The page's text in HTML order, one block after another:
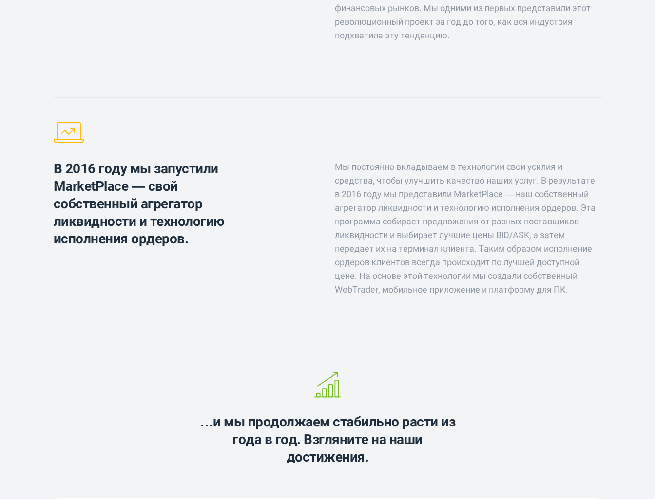
финансовых рынков. Мы одними из первых представили этот
революционный проект за год до того, как вся индустрия
подхватила эту тенденцию.
В 2016 году мы запустили
MarketPlace — свой
собственный агрегатор
ликвидности и технологию
исполнения ордеров.
Мы постоянно вкладываем в технологии свои усилия и
средства, чтобы улучшить качество наших услуг. В результате
в 2016 году мы представили MarketPlace — наш собственный
агрегатор ликвидности и технологию исполнения ордеров. Эта
программа собирает предложения от разных поставщиков
ликвидности и выбирает лучшие цены BID/ASK, а затем
передает их на терминал клиента. Таким образом исполнение
ордеров клиентов всегда происходит по лучшей доступной
цене. На основе этой технологии мы создали собственный
WebTrader, мобильное приложение и платформу для ПК.
…и мы продолжаем стабильно расти из
года в год. Взгляните на наши
достижения.